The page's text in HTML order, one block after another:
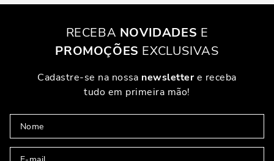
RECEBA NOVIDADES E
PROMOÇÕES EXCLUSIVAS
Cadastre-se na nossa newslettere receba
tudo em primeira mão!